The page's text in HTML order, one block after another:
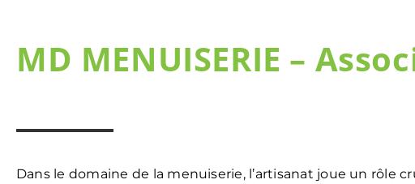
MD MENUISERIE –
Dans le domaine de la menuiserie, l’artisanat joue un rôle